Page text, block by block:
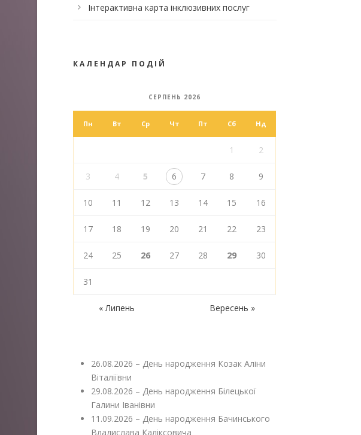
Інтерактивна карта інклюзивних послуг
КАЛЕНДАР ПОДІЙ
СЕРПЕНЬ 2026
Пн Вт Ср Чт Пт Сб Нд
1 2
3 4 5 6 7 8 9
10 11 12 13 14 15 16
17 18 19 20 21 22 23
24 25 26 27 28 29 30
31
« Липень Вересень »
26.08.2026 – День народження Козак Аліни
Віталіївни
29.08.2026 – День народження Білецької
Галини Іванівни
11.09.2026 – День народження Бачинського
Владислава Каліксовича